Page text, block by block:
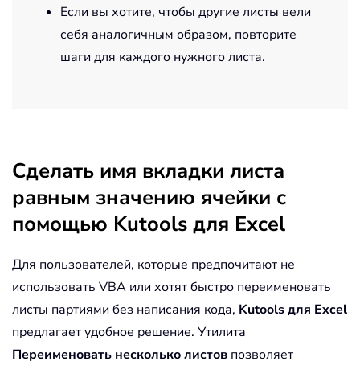
Если вы хотите, чтобы другие листы вели
себя аналогичным образом, повторите
шаги для каждого нужного листа.
Сделать имя вкладки листа
равным значению ячейки с
помощью Kutools для Excel
Для пользователей, которые предпочитают не
использовать VBA или хотят быстро переименовать
листы партиями без написания кода, Kutools для Excel
предлагает удобное решение. Утилита
Переименовать несколько листов позволяет